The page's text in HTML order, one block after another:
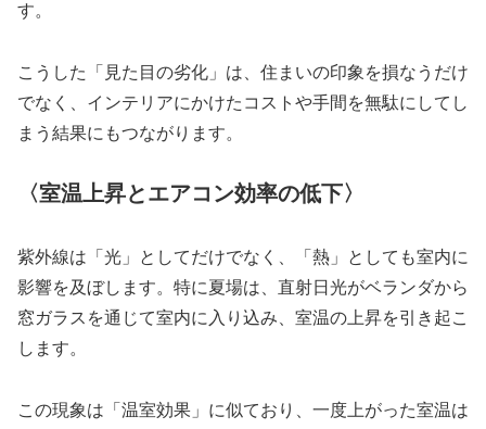
す。
こうした「見た目の劣化」は、住まいの印象を損なうだけ
でなく、インテリアにかけたコストや手間を無駄にしてし
まう結果にもつながります。
〈室温上昇とエアコン効率の低下〉
紫外線は「光」としてだけでなく、「熱」としても室内に
影響を及ぼします。特に夏場は、直射日光がベランダから
窓ガラスを通じて室内に入り込み、室温の上昇を引き起こ
します。
この現象は「温室効果」に似ており、一度上がった室温は